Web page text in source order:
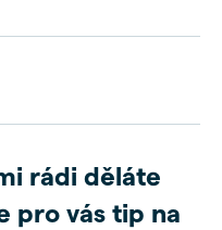
rádi děláte
pro vás tip na